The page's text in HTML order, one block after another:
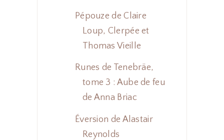
Pépouze de Claire
Loup, Clerpée et
Thomas Vieille
Runes de Tenebräe,
tome 3 : Aube de feu
de Anna Briac
Éversion de Alastair
Reynolds